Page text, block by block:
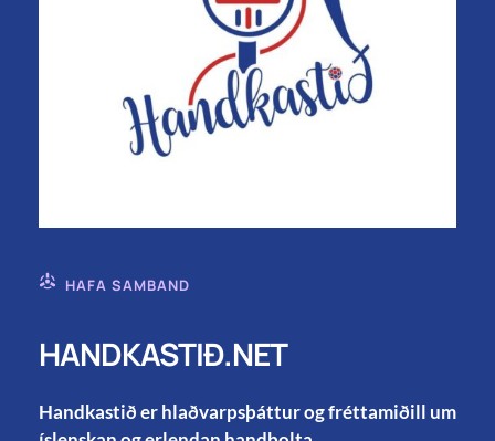
HAFA SAMBAND
HANDKASTIÐ.NET
Handkastið er hlaðvarpsþáttur og fréttamiðill um